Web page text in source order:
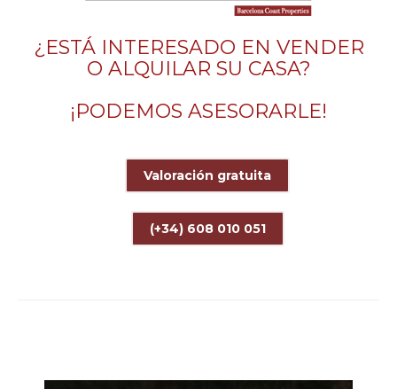
¿ESTÁ INTERESADO EN VENDER
O ALQUILAR SU CASA?
¡PODEMOS ASESORARLE!
Valoración gratuita
(+34) 608 010 051